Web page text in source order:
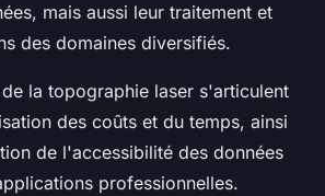
mais aussi leur traitement et
des domaines diversifiés.
la topographie laser s'articulent
des coûts et du temps, ainsi
de l'accessibilité des données
professionnelles.